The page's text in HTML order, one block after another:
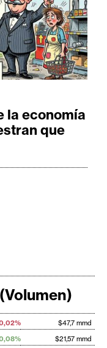
la economía
que
$47,7 mmd
$21,57 mmd